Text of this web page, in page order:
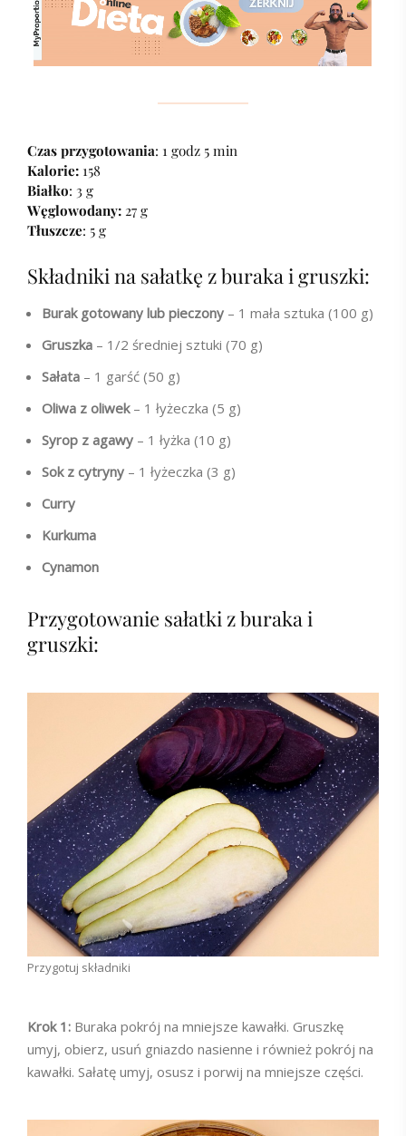
Czas przygotowania: 1 godz 5 min
Kalorie: 158
Białko: 3 g
Węglowodany: 27 g
Tłuszcze: 5 g
Składniki na sałatkę z buraka i gruszki:
Burak gotowany lub pieczony – 1 mała sztuka (100 g)
Gruszka – 1/2 średniej sztuki (70 g)
Sałata – 1 garść (50 g)
Oliwa z oliwek– 1 łyżeczka (5 g)
Syrop z agawy – 1 łyżka (10 g)
Sok z cytryny – 1 łyżeczka (3 g)
Curry
Kurkuma
Cynamon
Przygotowanie sałatki z buraka i
gruszki:
Przygotuj składniki
Krok 1: Buraka pokrój na mniejsze kawałki. Gruszkę
umyj, obierz, usuń gniazdo nasienne i również pokrój na
kawałki. Sałatę umyj, osusz i porwij na mniejsze części.